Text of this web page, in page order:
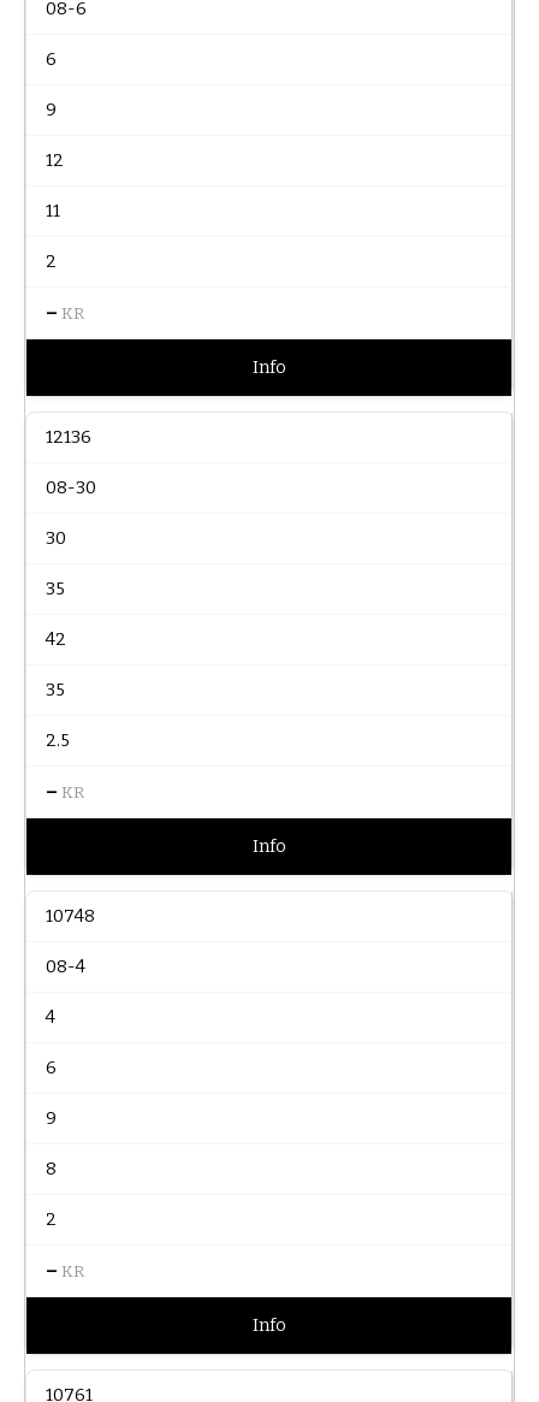
08-6
6
9
12
11
2
– KR
Info
12136
08-30
30
35
42
35
2.5
– KR
Info
10748
08-4
4
6
9
8
2
– KR
Info
10761